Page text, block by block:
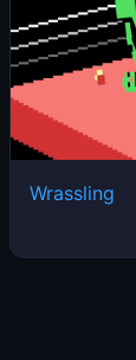
Wrassling